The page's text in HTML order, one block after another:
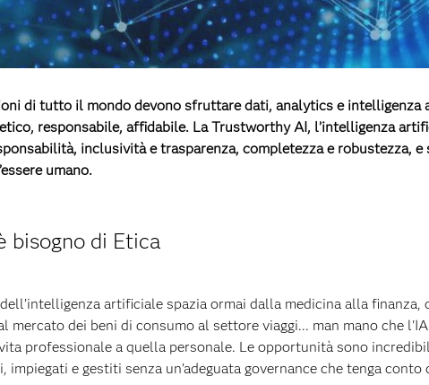
di tutto il mondo devono sfruttare dati, analytics e intelligenza
responsabile, affidabile. La Trustworthy AI, l’intelligenza
inclusività e trasparenza, completezza e robustezza,
umano.
bisogno di Etica
dell’intelligenza artificiale spazia ormai dalla medicina alla
mercato dei beni di consumo al settore viaggi... man mano che
professionale a quella personale. Le opportunità sono
impiegati e gestiti senza un’adeguata governance che tenga conto